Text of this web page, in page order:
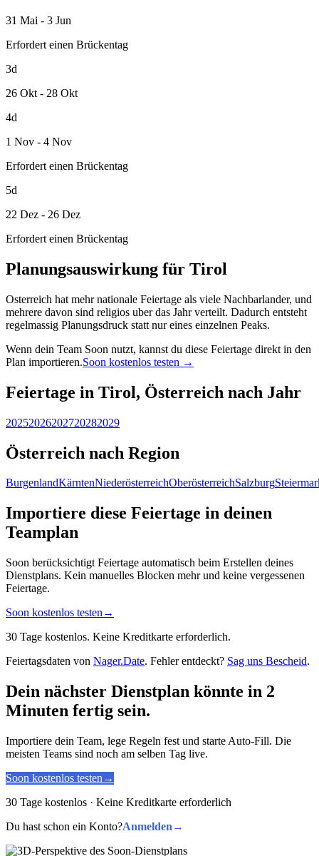
31 Mai - 3 Jun
Erfordert einen Brückentag
3d
26 Okt - 28 Okt
4d
1 Nov - 4 Nov
Erfordert einen Brückentag
5d
22 Dez - 26 Dez
Erfordert einen Brückentag
Planungsauswirkung für Tirol
Osterreich hat mehr nationale Feiertage als viele Nachbarlander, und
mehrere davon sind religios uber das Jahr verteilt. Dadurch entsteht
regelmassig Planungsdruck statt nur eines einzelnen Peaks.
Wenn dein Team Soon nutzt, kannst du diese Feiertage direkt in den
Plan importieren.Soon kostenlos testen →
Feiertage in Tirol, Österreich nach Jahr
20252026202720282029
Österreich nach Region
BurgenlandKärntenNiederösterreichOberösterreichSalzburg
Importiere diese Feiertage in deinen
Teamplan
Soon berücksichtigt Feiertage automatisch beim Erstellen deines
Dienstplans. Kein manuelles Blocken mehr und keine vergessenen
Feiertage.
Soon kostenlos testen →
30 Tage kostenlos. Keine Kreditkarte erforderlich.
Feiertagsdaten von Nager.Date. Fehler entdeckt? Sag uns Bescheid.
Dein nächster Dienstplan könnte in 2
Minuten fertig sein.
Importiere dein Team, lege Regeln fest und starte Auto-Fill. Die
meisten Teams sind noch am selben Tag live.
Soon kostenlos testen →
30 Tage kostenlos · Keine Kreditkarte erforderlich
Du hast schon ein Konto?Anmelden →